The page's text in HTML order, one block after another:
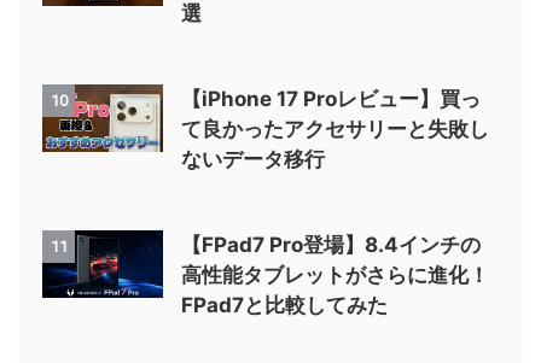
選
10
【iPhone 17 Proレビュー】買っ
て良かったアクセサリーと失敗し
ないデータ移行
11
【FPad7 Pro登場】8.4インチの
高性能タブレットがさらに進化！
FPad7と比較してみた